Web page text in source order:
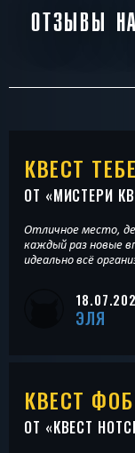
ОТЗЫВЫ
КВЕСТ
ОТ «МИСТЕРИ
Отличное место,
каждый раз новые
идеально всё
ЭЛЯ
КВЕСТ
ОТ «КВЕСТ